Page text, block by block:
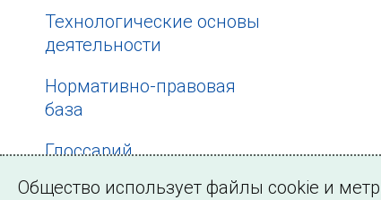
Технологические основы
деятельности
Нормативно-правовая
база
Глоссарий
Мероприятия
Общество использует файлы cookie и